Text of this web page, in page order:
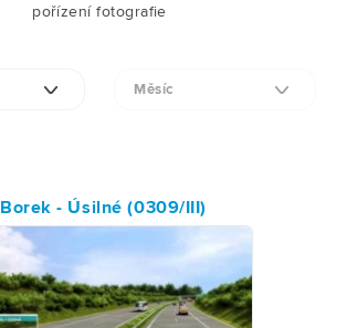
pořízení fotografie
Borek - Úsilné (0309/III)